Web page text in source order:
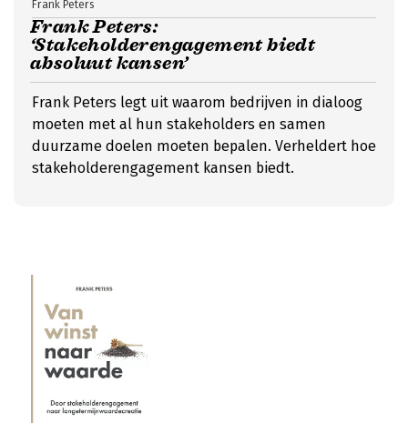
Frank Peters:
‘Stakeholderengagement biedt
absoluut kansen’
Frank Peters
Frank Peters legt uit waarom bedrijven in dialoog
moeten met al hun stakeholders en samen
duurzame doelen moeten bepalen. Verheldert hoe
stakeholderengagement kansen biedt.